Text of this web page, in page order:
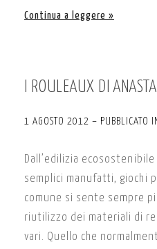
Continua a leggere
I ROULEAUX DI
1 AGOSTO 2012 – PUBBLICATO
Dall’edilizia
semplici manufatti, giochi
comune si sente sempre
riutilizzo dei materiali di
vari. Quello che